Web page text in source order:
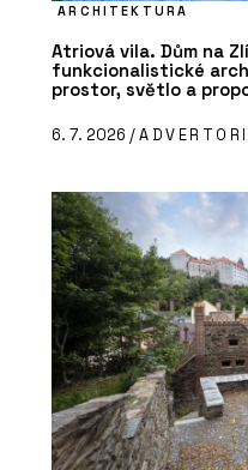
ARCHITEKTURA
Atriová vila. Dům na
funkcionalistické
prostor, světlo a
6. 7. 2026 /